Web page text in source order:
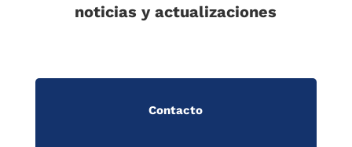
noticias y actualizaciones
Contacto